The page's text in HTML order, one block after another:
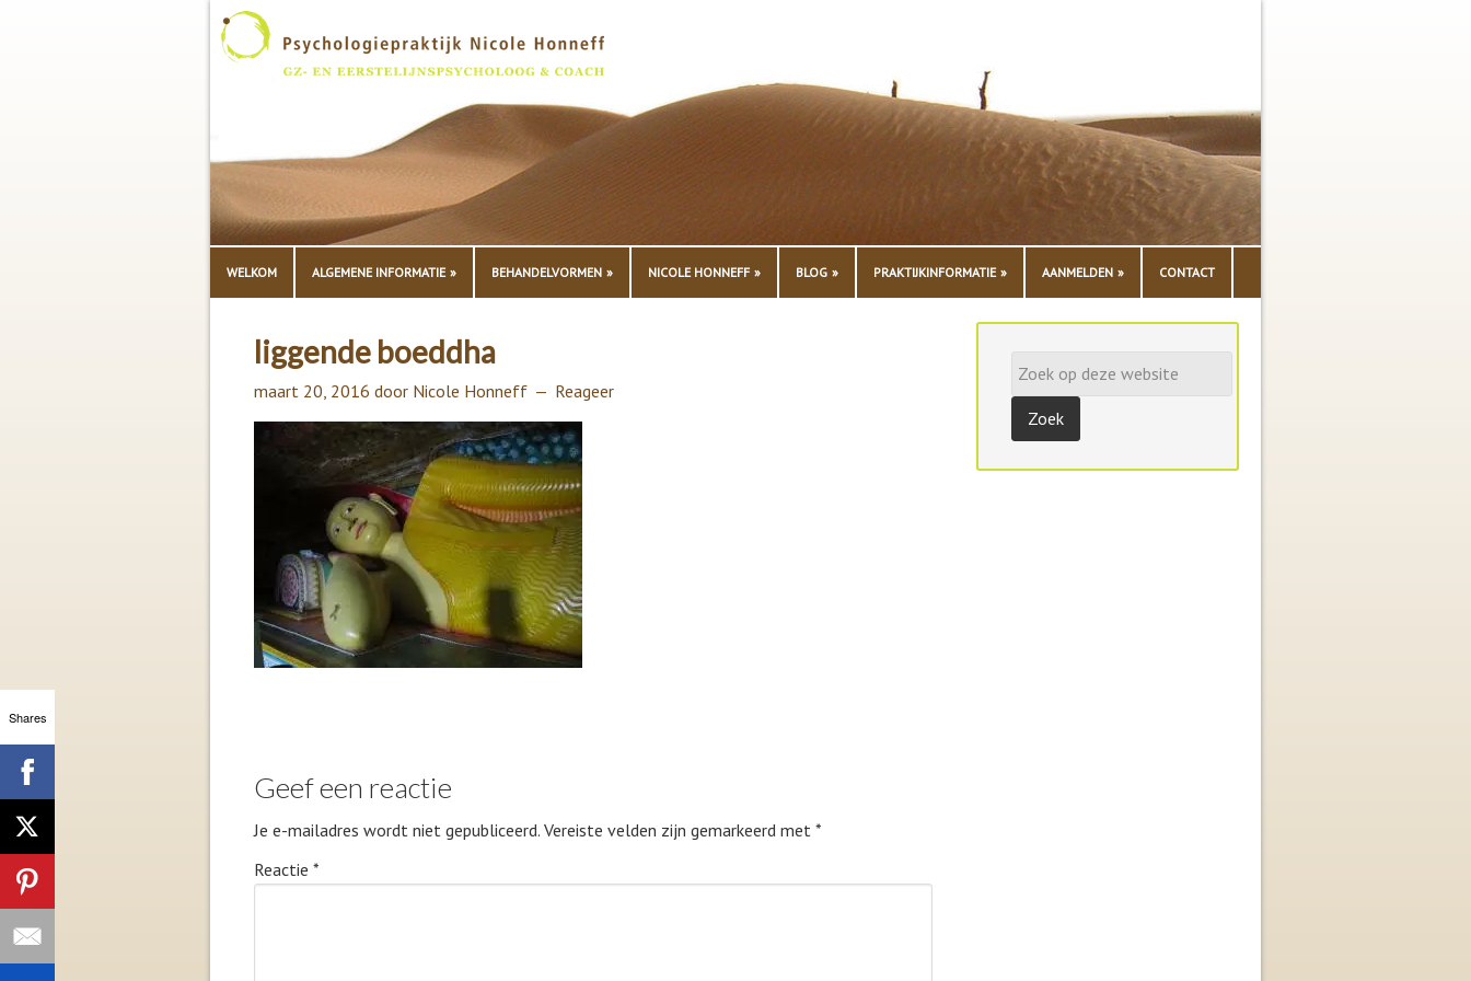
WELKOM ALGEMENE INFORMATIE BEHANDELVORMEN NICOLE HONNEFF BLOG PRAKTIJKINFORMATIE AANMELDEN CONTACT
liggende boeddha
maart 20, 2016 door Nicole Honneff Reageer
Geef een reactie
Je e-mailadres wordt niet gepubliceerd. Vereiste velden zijn gemarkeerd met *
Reactie *
Shares